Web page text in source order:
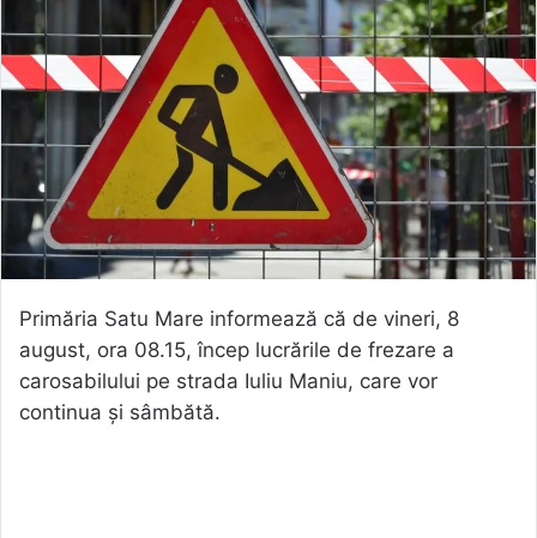
Primăria Satu Mare informează că de vineri, 8
august, ora 08.15, încep lucrările de frezare a
carosabilului pe strada Iuliu Maniu, care vor
continua și sâmbătă.